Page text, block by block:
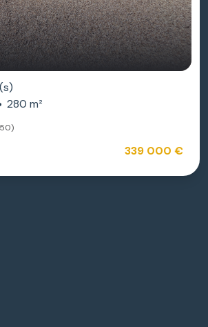
280 m²
339 000 €